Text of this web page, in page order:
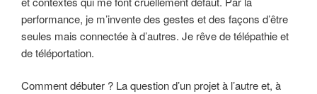
performance, je m’invente des gestes et des façons d’être
seules mais connectée à d’autres. Je rêve de télépathie et
de téléportation.
Comment débuter ? La question d’un projet à l’autre et, à